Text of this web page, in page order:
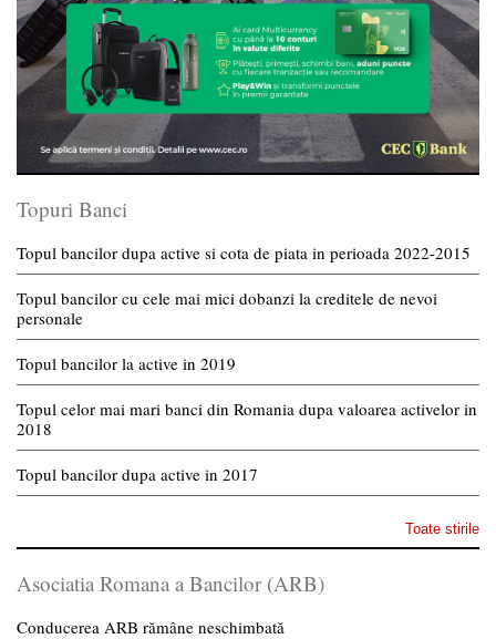
Topuri Banci
Topul bancilor dupa active si cota de piata in perioada 2022-2015
Topul bancilor cu cele mai mici dobanzi la creditele de nevoi
personale
Topul bancilor la active in 2019
Topul celor mai mari banci din Romania dupa valoarea activelor in
2018
Topul bancilor dupa active in 2017
Toate stirile
Asociatia Romana a Bancilor (ARB)
Conducerea ARB rămâne neschimbată